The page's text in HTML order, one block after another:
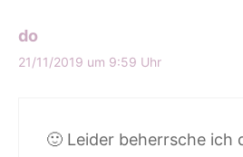
do
21/11/2019 um 9:59 Uhr
🙂 Leider beherrsche ich